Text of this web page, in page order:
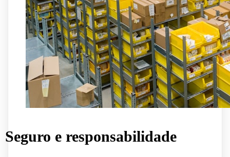
Seguro e responsabilidade